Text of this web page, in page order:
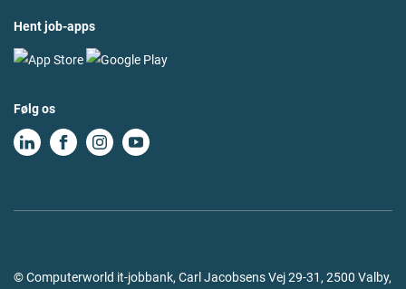
Hent job-apps
Følg os
© Computerworld it-jobbank, Carl Jacobsens Vej 29-31, 2500 Valby,